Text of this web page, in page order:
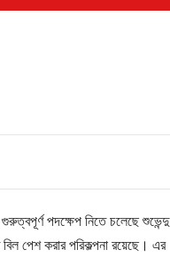
পদক্ষেপ নিতে চলেছে শুভেন্দু
পেশ করার পরিকল্পনা রয়েছে। এর